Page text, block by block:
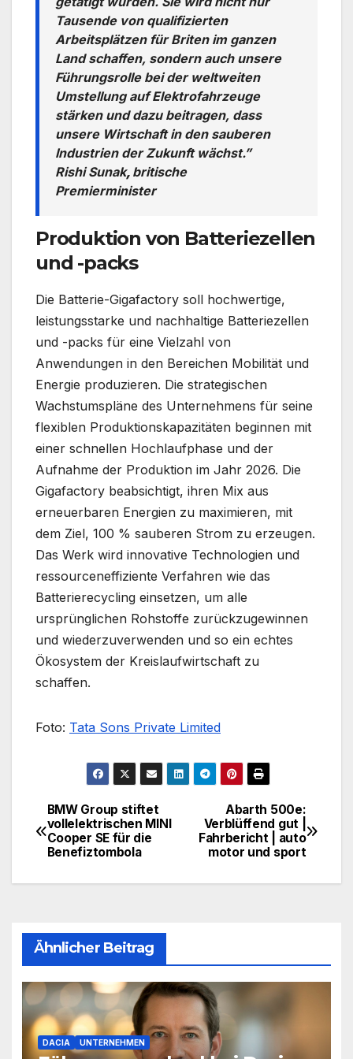
Tausende von qualifizierten
Arbeitsplätzen für Briten im ganzen
Land schaffen, sondern auch unsere
Führungsrolle bei der weltweiten
Umstellung auf Elektrofahrzeuge
stärken und dazu beitragen, dass
unsere Wirtschaft in den sauberen
Industrien der Zukunft wächst.”
Rishi Sunak, britische
Premierminister
Produktion von Batteriezellen
und -packs
Die Batterie-Gigafactory soll hochwertige,
leistungsstarke und nachhaltige Batteriezellen
und -packs für eine Vielzahl von
Anwendungen in den Bereichen Mobilität und
Energie produzieren. Die strategischen
Wachstumspläne des Unternehmens für seine
flexiblen Produktionskapazitäten beginnen mit
einer schnellen Hochlaufphase und der
Aufnahme der Produktion im Jahr 2026. Die
Gigafactory beabsichtigt, ihren Mix aus
erneuerbaren Energien zu maximieren, mit
dem Ziel, 100 % sauberen Strom zu erzeugen.
Das Werk wird innovative Technologien und
ressourceneffiziente Verfahren wie das
Batterierecycling einsetzen, um alle
ursprünglichen Rohstoffe zurückzugewinnen
und wiederzuverwenden und so ein echtes
Ökosystem der Kreislaufwirtschaft zu
schaffen.
Foto: Tata Sons Private Limited
BeitragsnavigationAbarth 500e:
Verblüffend gut |
Fahrbericht | auto
motor und sport
BMW Group stiftet
vollelektrischen MINI
Cooper SE für die
Benefiztombola
Ähnlicher Beitrag
DACIA UNTERNEHMEN